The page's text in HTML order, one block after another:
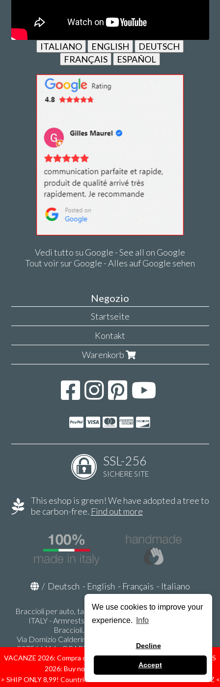
We use cookies to improve your
experience.
Info
Decline
Accept
VACANZE 2026: Compra ora spediremo dal 31 Agosto! — HOLIDAYS
2026: Buy now, we ship from August 31st!
> SHIP ONLY 8,99! Countries: IT - D - FR - A - NL - B - ES - PL - LU - CZ <
ITALIANO ENGLISH
DEUTSCH
FRANÇAIS
ESPAÑOL
Vedi tutto su Google - See all on Google
Tout voir sur Google - Alles auf Google sehen
Negozio
Startseite
Kontakt
Warenkorb
SSL-256
SICHERE SITE
This eshop is green! We have adopted a tree to
be carbon-free. Find out more
/ Deutsch - English - Français - Italiano
Braccioli per auto, tappeti auto, accessori auto MADE IN
ITALY - Armrests, Mittelarmlehnen, Accoundoirs -
Braccioli.it - P.Iva IT02178470353
Via Domizio Calderini 8 int. 1 - 37131 Verona (VR) - Italy -
337566414 - ORARI UFFICIO 9:00-12:00, 15:00-18:00,
LUNEDI' - VENERDI' - info@braccioli-italy-armrests.com
Ecommerce creato con
Scontrino.com